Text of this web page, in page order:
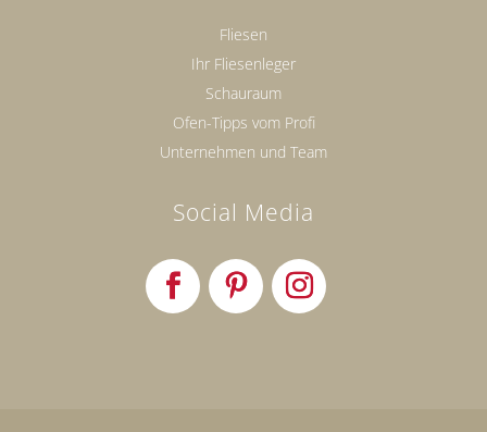
Fliesen
Ihr Fliesenleger
Schauraum
Ofen-Tipps vom Profi
Unternehmen und Team
Social Media